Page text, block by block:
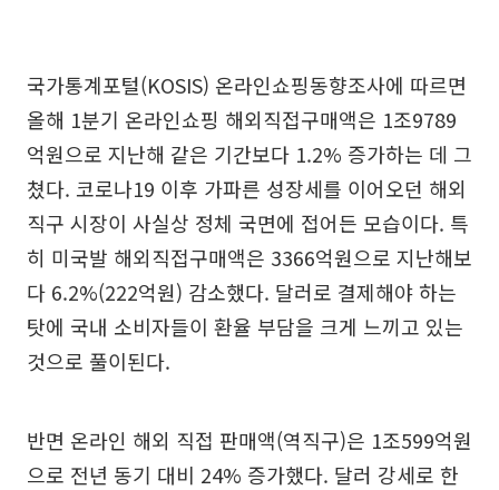
국가통계포털(KOSIS) 온라인쇼핑동향조사에 따르면
올해 1분기 온라인쇼핑 해외직접구매액은 1조9789
억원으로 지난해 같은 기간보다 1.2% 증가하는 데 그
쳤다. 코로나19 이후 가파른 성장세를 이어오던 해외
직구 시장이 사실상 정체 국면에 접어든 모습이다. 특
히 미국발 해외직접구매액은 3366억원으로 지난해보
다 6.2%(222억원) 감소했다. 달러로 결제해야 하는
탓에 국내 소비자들이 환율 부담을 크게 느끼고 있는
것으로 풀이된다.
반면 온라인 해외 직접 판매액(역직구)은 1조599억원
으로 전년 동기 대비 24% 증가했다. 달러 강세로 한